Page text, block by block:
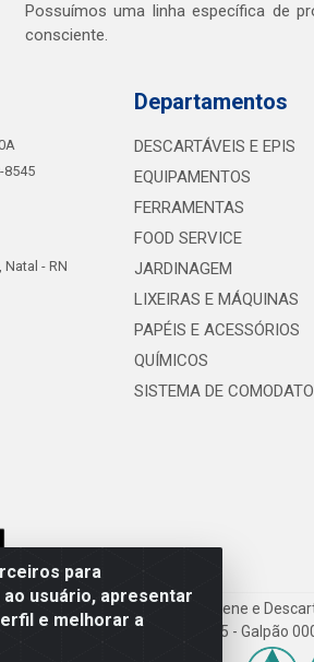
para
usuário, apresentar
e melhorar a
Possuímos uma linha específica de
consciente.
8545
- RN
Departamentos
DESCARTÁVEIS E EPIS
EQUIPAMENTOS
FERRAMENTAS
FOOD SERVICE
JARDINAGEM
LIXEIRAS E MÁQUINAS
PAPÉIS E ACESSÓRIOS
QUÍMICOS
SISTEMA DE COMODATO
Bravi Consumíveis de Higiene e
Av. Sul Gov. Cid Sampaio, 3125 - Galpão